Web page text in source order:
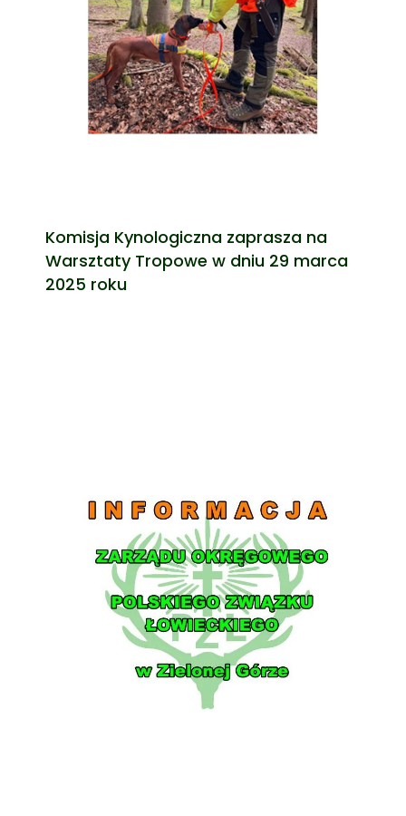
Komisja Kynologiczna zaprasza na
Warsztaty Tropowe w dniu 29 marca
2025 roku